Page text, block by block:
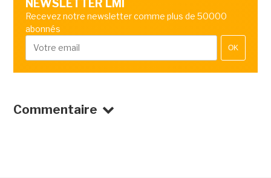
NEWSLETTER LMI
Recevez notre newsletter comme plus de 50000
abonnés
OK
Commentaire